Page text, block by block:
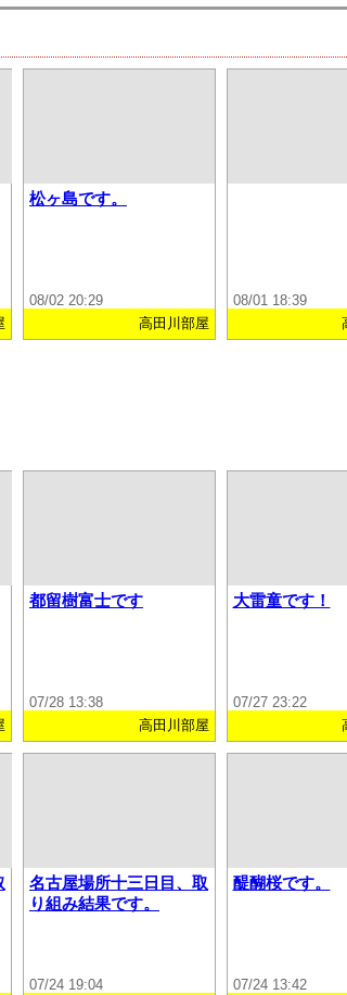
松ヶ島です。
08/02 20:29
高田川部屋
08/01 18:39
都留樹富士です
07/28 13:38
高田川部屋
大雷童です！
07/27 23:22
名古屋場所十三日目、取
り組み結果です。
07/24 19:04
醍醐桜です。
07/24 13:42